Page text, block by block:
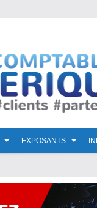
EXPOSANTS